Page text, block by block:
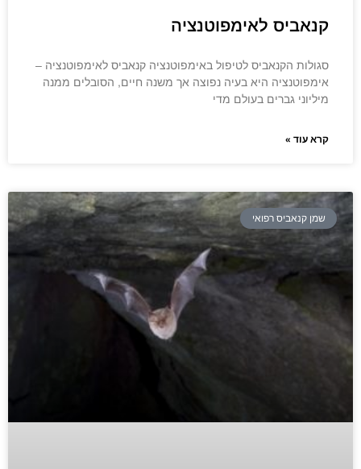
קנאביס לאימפוטנציה
סגולות הקנאביס לטיפול באימפוטנציה קנאביס לאימפוטנציה –
אימפוטנציה היא בעיה נפוצה אך משנה חיים, הסובלים ממנה
מיליוני גברים בעולם מדי
קרא עוד »
שמן קנאביס רפואי